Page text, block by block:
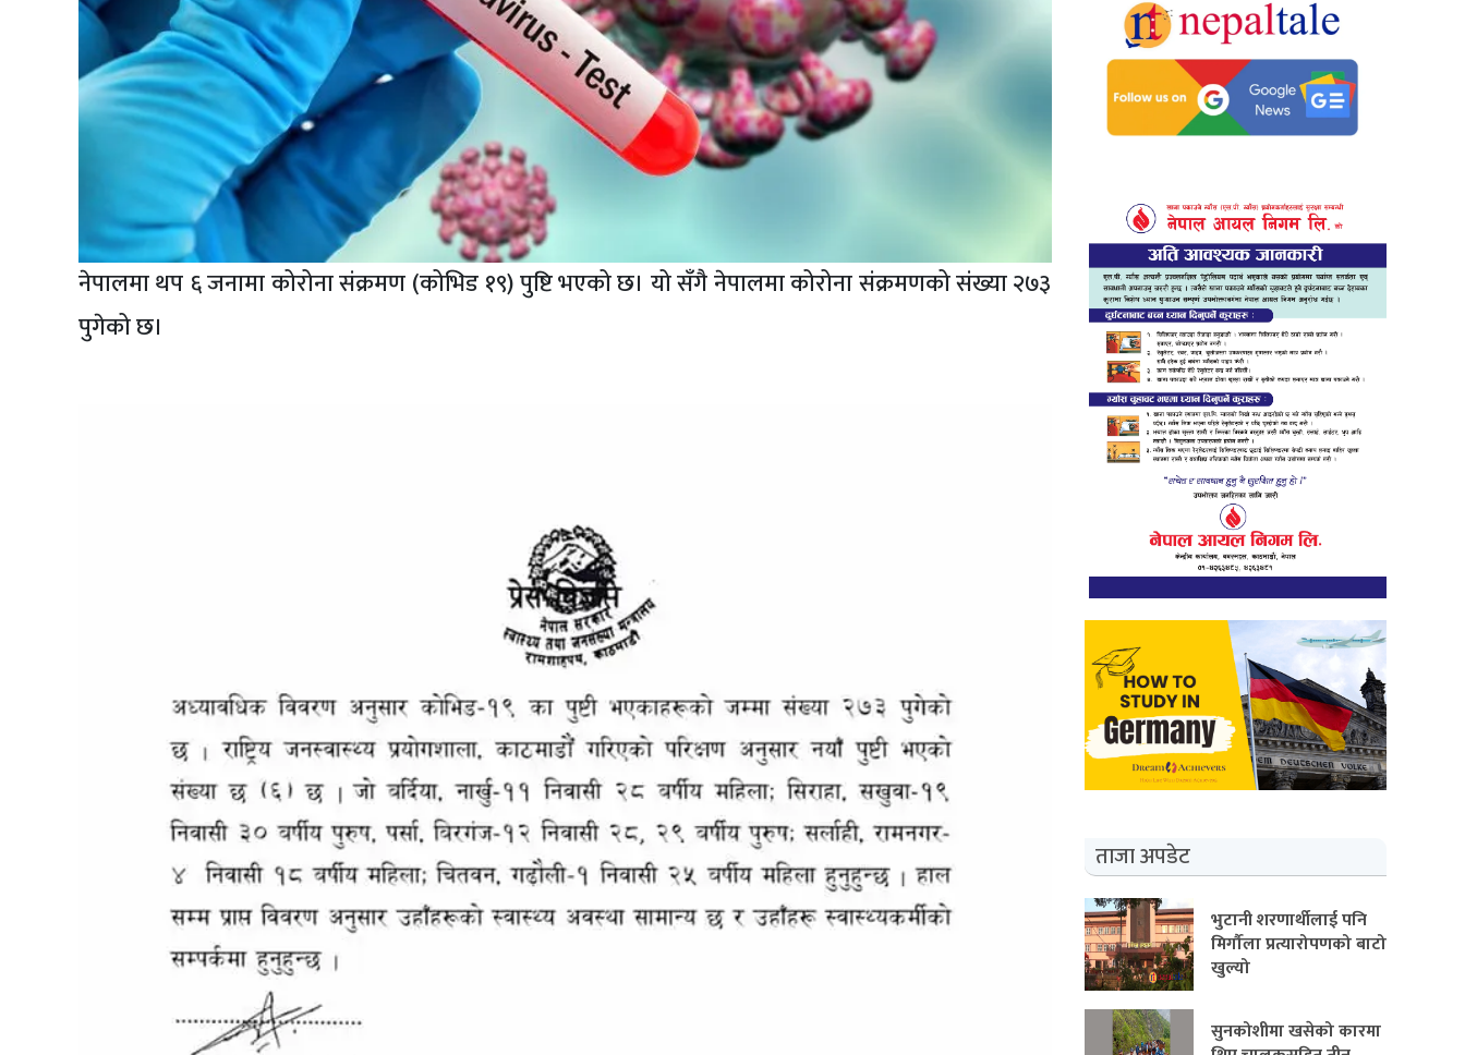
नेपालमा थप ६ जनामा कोरोना संक्रमण (कोभिड १९) पुष्टि भएको छ। यो सँगै नेपालमा कोरोना संक्रमणको संख्या २७३
पुगेको छ।
ताजा अपडेट
भुटानी शरणार्थीलाई पनि
मिर्गौला प्रत्यारोपणको बाटो
खुल्यो
सुनकोशीमा खसेको कारमा